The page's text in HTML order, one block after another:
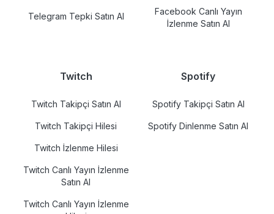
Telegram Tepki Satın Al
Facebook Canlı Yayın
İzlenme Satın Al
Twitch
Twitch Takipçi Satın Al
Twitch Takipçi Hilesi
Twitch İzlenme Hilesi
Twitch Canlı Yayın İzlenme
Satın Al
Twitch Canlı Yayın İzlenme
Spotify
Spotify Takipçi Satın Al
Spotify Dinlenme Satın Al